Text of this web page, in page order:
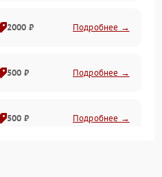
2000 ₽ Подробнее →
500 ₽ Подробнее →
500 ₽ Подробнее →